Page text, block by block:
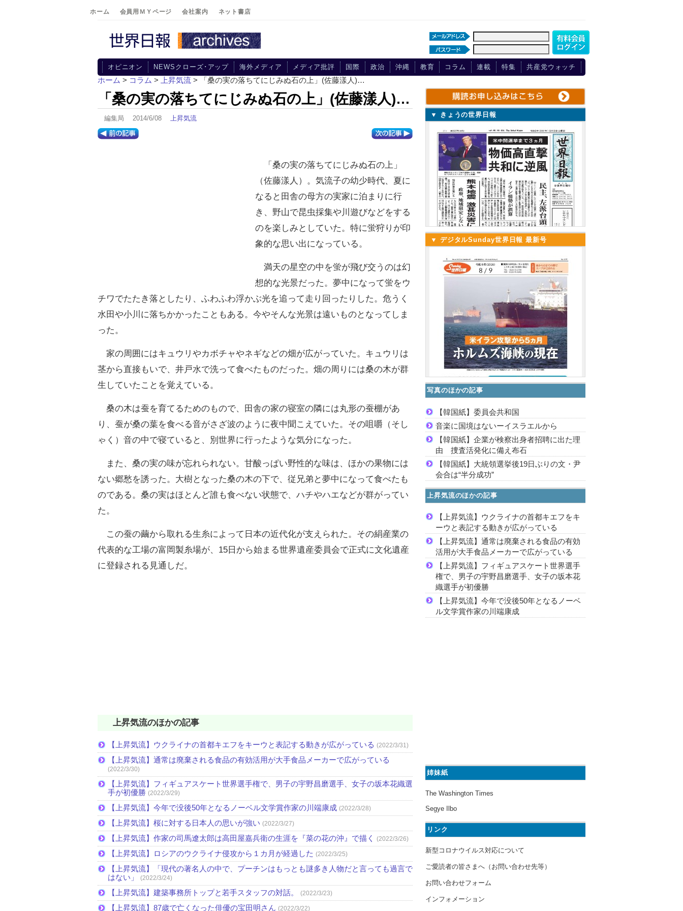
ホーム 会員用ＭＹページ 会社案内 ネット書店
オピニオン NEWSクローズ･アップ 海外メディア メディア批評 国際 政治 沖縄 教育 コラム 連載 特集 共産党ウォッチ
ホーム > コラム > 上昇気流 > 「桑の実の落ちてにじみぬ石の上」(佐藤漾人)…
「桑の実の落ちてにじみぬ石の上」(佐藤漾人)…
編集局 2014/6/08 上昇気流
「桑の実の落ちてにじみぬ石の上」
（佐藤漾人）。気流子の幼少時代、夏に
なると田舎の母方の実家に泊まりに行
き、野山で昆虫採集や川遊びなどをする
のを楽しみとしていた。特に蛍狩りが印
象的な思い出になっている。
満天の星空の中を蛍が飛び交うのは幻
想的な光景だった。夢中になって蛍をウ
チワでたたき落としたり、ふわふわ浮かぶ光を追って走り回ったりした。危うく
水田や小川に落ちかかったこともある。今やそんな光景は遠いものとなってしま
った。
家の周囲にはキュウリやカボチャやネギなどの畑が広がっていた。キュウリは
茎から直接もいで、井戸水で洗って食べたものだった。畑の周りには桑の木が群
生していたことを覚えている。
桑の木は蚕を育てるためのもので、田舎の家の寝室の隣には丸形の蚕棚があ
り、蚕が桑の葉を食べる音がさざ波のように夜中聞こえていた。その咀嚼（そし
ゃく）音の中で寝ていると、別世界に行ったような気分になった。
また、桑の実の味が忘れられない。甘酸っぱい野性的な味は、ほかの果物には
ない郷愁を誘った。大樹となった桑の木の下で、従兄弟と夢中になって食べたも
のである。桑の実はほとんど誰も食べない状態で、ハチやハエなどが群がってい
た。
この蚕の繭から取れる生糸によって日本の近代化が支えられた。その絹産業の
代表的な工場の富岡製糸場が、15日から始まる世界遺産委員会で正式に文化遺産
に登録される見通しだ。
上昇気流のほかの記事
【上昇気流】ウクライナの首都キエフをキーウと表記する動きが広がっている (2022/3/31)
【上昇気流】通常は廃棄される食品の有効活用が大手食品メーカーで広がっている
(2022/3/30)
【上昇気流】フィギュアスケート世界選手権で、男子の宇野昌磨選手、女子の坂本花織選
手が初優勝 (2022/3/29)
【上昇気流】今年で没後50年となるノーベル文学賞作家の川端康成 (2022/3/28)
【上昇気流】桜に対する日本人の思いが強い (2022/3/27)
【上昇気流】作家の司馬遼太郎は高田屋嘉兵衛の生涯を『菜の花の沖』で描く (2022/3/26)
【上昇気流】ロシアのウクライナ侵攻から１カ月が経過した (2022/3/25)
【上昇気流】「現代の著名人の中で、プーチンはもっとも謎多き人物だと言っても過言で
はない」
(2022/3/24)
【上昇気流】建築事務所トップと若手スタッフの対話。 (2022/3/23)
【上昇気流】87歳で亡くなった俳優の宝田明さん (2022/3/22)
▼ きょうの世界日報
▼ デジタルSunday世界日報 最新号
写真のほかの記事
【韓国紙】委員会共和国
音楽に国境はないーイスラエルから
【韓国紙】企業が検察出身者招聘に出た理
由 捜査活発化に備え布石
【韓国紙】大統領選挙後19日ぶりの文・尹
会合は“半分成功”
上昇気流のほかの記事
【上昇気流】ウクライナの首都キエフをキ
ーウと表記する動きが広がっている
【上昇気流】通常は廃棄される食品の有効
活用が大手食品メーカーで広がっている
【上昇気流】フィギュアスケート世界選手
権で、男子の宇野昌磨選手、女子の坂本花
織選手が初優勝
【上昇気流】今年で没後50年となるノーベ
ル文学賞作家の川端康成
姉妹紙
The Washington Times
Segye Ilbo
リンク
新型コロナウイルス対応について
ご愛読者の皆さまへ（お問い合わせ先等）
お問い合わせフォーム
インフォメーション